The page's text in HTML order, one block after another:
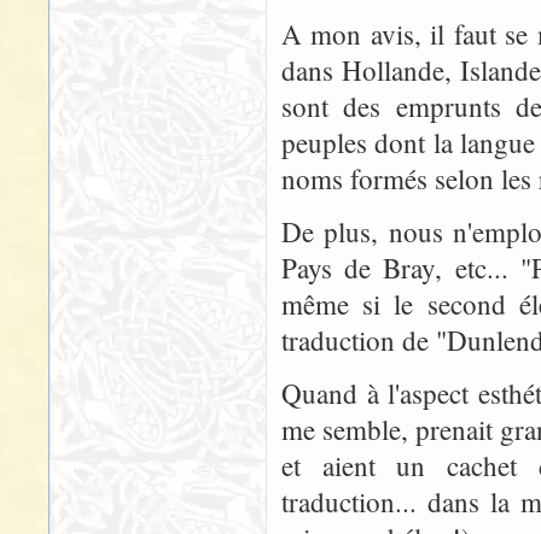
A mon avis, il faut se
dans Hollande,
sont des emprunts
peuples dont la
noms formés selon
De plus, nous
Pays de Bray, etc...
même si le second
traduction de
Quand à l'aspect
me semble, prenait
et aient un cachet
traduction... dans la